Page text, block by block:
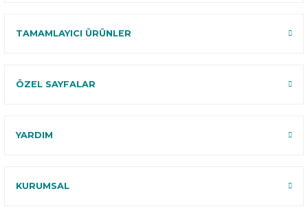
TAMAMLAYICI ÜRÜNLER
ÖZEL SAYFALAR
YARDIM
KURUMSAL